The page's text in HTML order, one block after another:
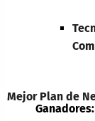
Mejor Plan de
Ganadores: